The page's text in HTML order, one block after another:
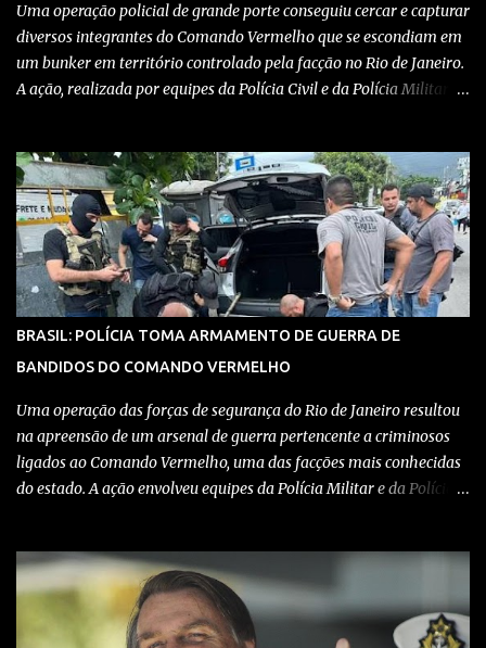
Uma operação policial de grande porte conseguiu cercar e capturar
diversos integrantes do Comando Vermelho que se escondiam em
um bunker em território controlado pela facção no Rio de Janeiro.
A ação, realizada por equipes da Polícia Civil e da Polícia Militar,
de coordenar atividades criminosas na região. Confira detalhes no
vídeo: Clique aqui para ter acesso ao livro O Brasil e a pandemia de
absurdos, escrito por juristas, economistas, jornalistas e
profissionais da saúde conservadores sobre os absurdos
praticados durante a pandemia de Covid-19, como tiranias,
campanhas anticientíficas, atos de corrupção,
inconstitucionalidades por notáveis autoridades, fraudes e muito
perseguidos por políticos e seus assessores nos grupos de
WhatsApp! Garanta acesso ao nosso conteúdo clicando aqui , para
entrar no grupo do Whats...
BRASIL: POLÍCIA TOMA ARMAMENTO DE GUERRA DE
BANDIDOS DO COMANDO VERMELHO
Uma operação das forças de segurança do Rio de Janeiro resultou
na apreensão de um arsenal de guerra pertencente a criminosos
ligados ao Comando Vermelho, uma das facções mais conhecidas
do estado. A ação envolveu equipes da Polícia Militar e da Polícia
confrontos com grupos rivais e com as próprias forças de
segurança. Confira detalhes no vídeo: Clique aqui para ter acesso
ao livro O Brasil e a pandemia de absurdos, escrito por juristas,